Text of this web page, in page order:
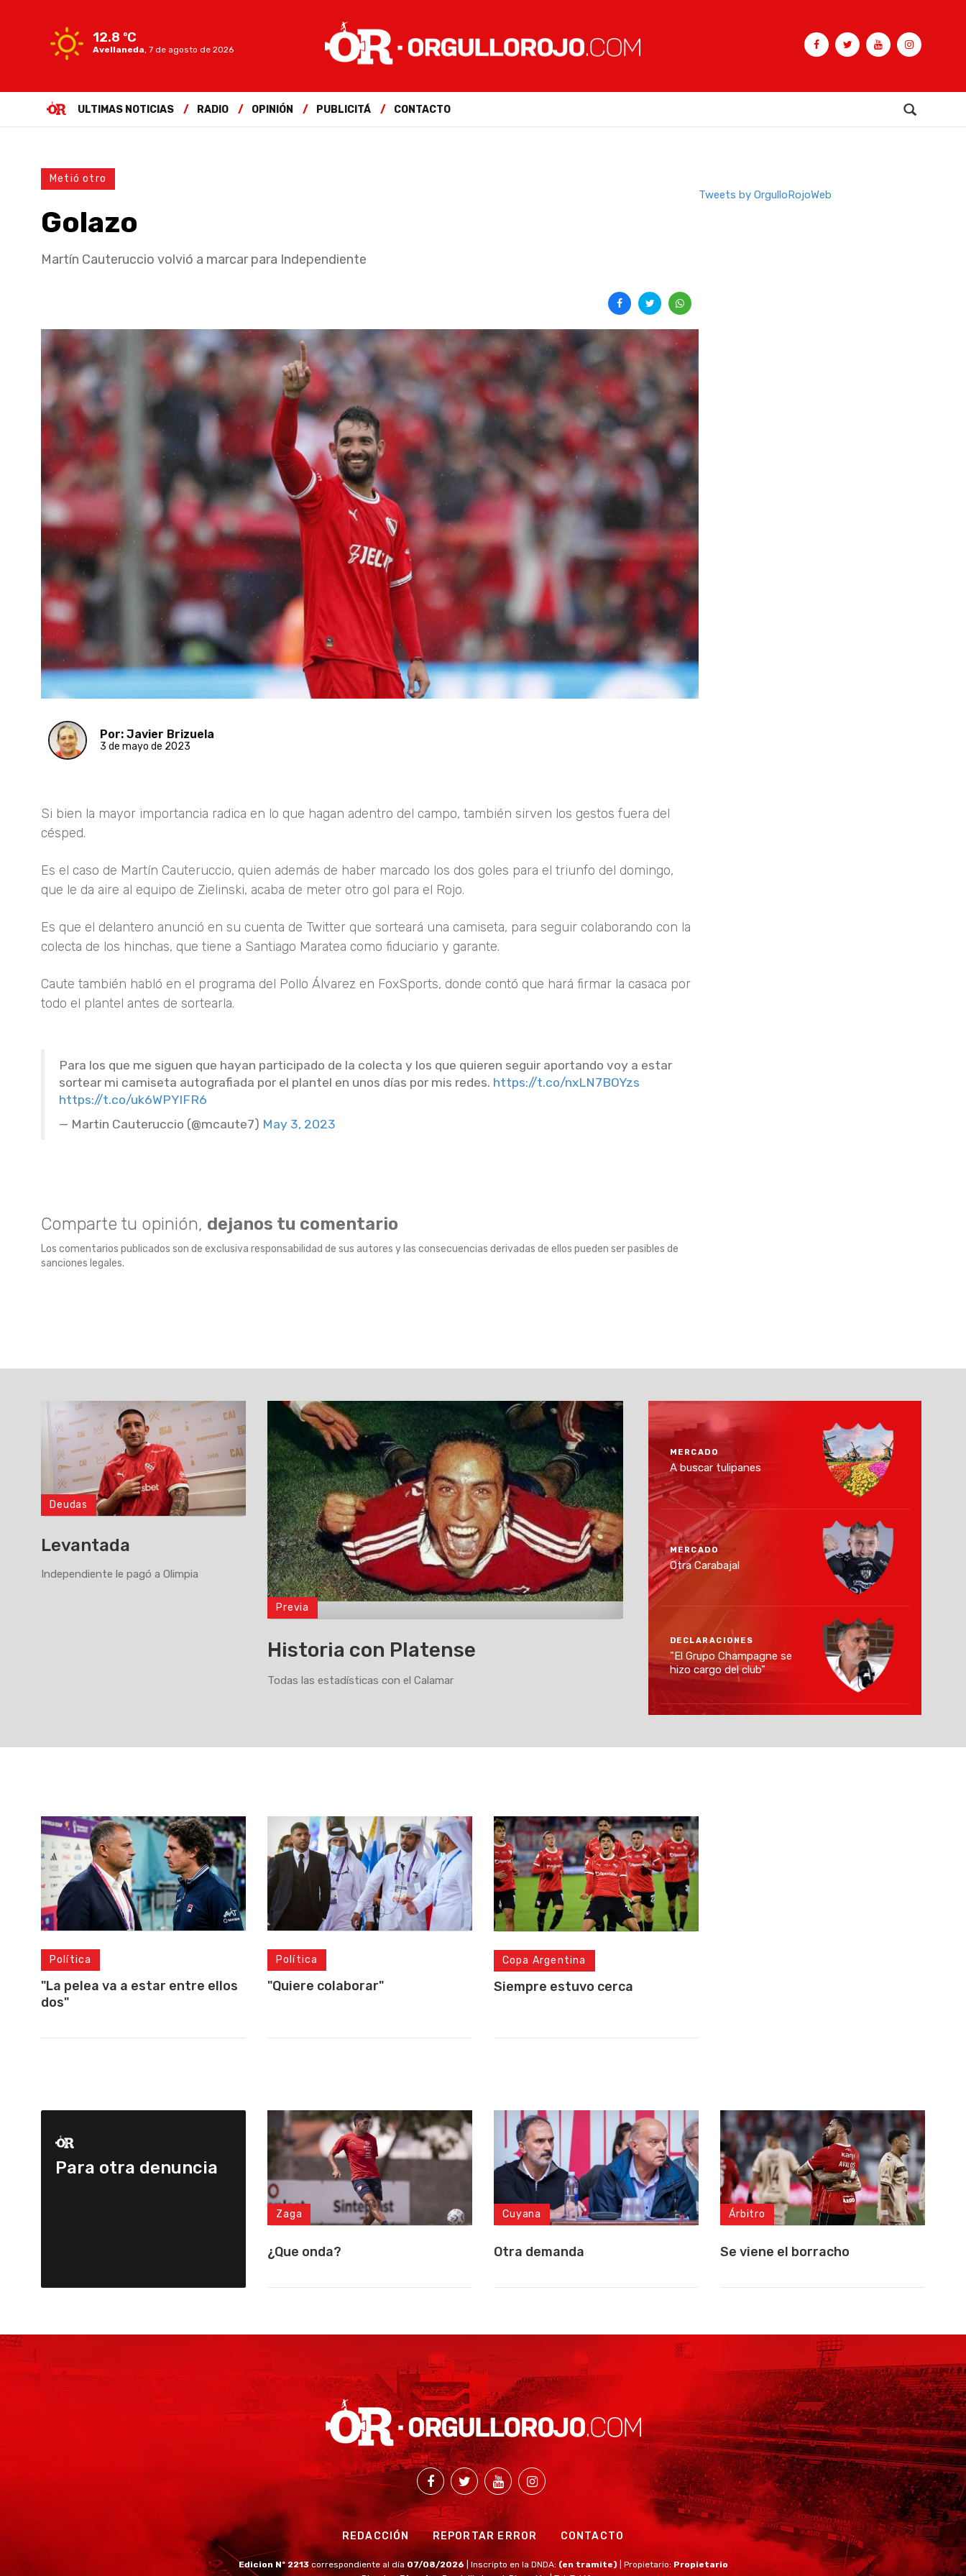
12.8 ºC
Avellaneda, 7 de agosto de 2026
ULTIMAS NOTICIAS RADIO OPINIÓN PUBLICITÁ CONTACTO
Metió otro
Golazo
Martín Cauteruccio volvió a marcar para Independiente
Por: Javier Brizuela
3 de mayo de 2023
Si bien la mayor importancia radica en lo que hagan adentro del campo, también sirven los gestos fuera del
césped.
Es el caso de Martín Cauteruccio, quien además de haber marcado los dos goles para el triunfo del domingo,
que le da aire al equipo de Zielinski, acaba de meter otro gol para el Rojo.
Es que el delantero anunció en su cuenta de Twitter que sorteará una camiseta, para seguir colaborando con la
colecta de los hinchas, que tiene a Santiago Maratea como fiduciario y garante.
Caute también habló en el programa del Pollo Álvarez en FoxSports, donde contó que hará firmar la casaca por
todo el plantel antes de sortearla.
Para los que me siguen que hayan participado de la colecta y los que quieren seguir aportando voy a estar
sortear mi camiseta autografiada por el plantel en unos días por mis redes. https://t.co/nxLN7BOYzs
https://t.co/uk6WPYIFR6
— Martin Cauteruccio (@mcaute7) May 3, 2023
Comparte tu opinión, dejanos tu comentario
Los comentarios publicados son de exclusiva responsabilidad de sus autores y las consecuencias derivadas de ellos pueden ser pasibles de
sanciones legales.
Tweets by OrgulloRojoWeb
Deudas
Levantada
Independiente le pagó a Olimpia
Previa
Historia con Platense
Todas las estadísticas con el Calamar
MERCADO
A buscar tulipanes
MERCADO
Otra Carabajal
DECLARACIONES
"El Grupo Champagne se
hizo cargo del club"
Política
"La pelea va a estar entre ellos
dos"
Política
"Quiere colaborar"
Copa Argentina
Siempre estuvo cerca
Para otra denuncia
Zaga
¿Que onda?
Cuyana
Otra demanda
Árbitro
Se viene el borracho
REDACCIÓN REPORTAR ERROR CONTACTO
Edicion Nº 2213 correspondiente al día 07/08/2026 | Inscripto en la DNDA: (en tramite) | Propietario: Propietario